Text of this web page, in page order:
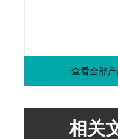
查看全部
相关